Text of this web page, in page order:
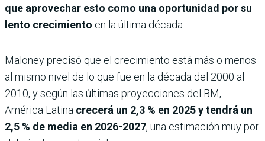
que aprovechar esto como una oportunidad por su
lento crecimiento en la última década.
Maloney precisó que el crecimiento está más o menos
al mismo nivel de lo que fue en la década del 2000 al
2010, y según las últimas proyecciones del BM,
América Latina crecerá un 2,3 % en 2025 y tendrá un
2,5 % de media en 2026-2027, una estimación muy por